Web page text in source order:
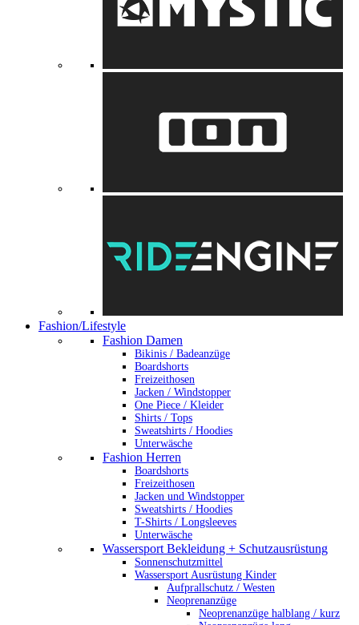
Fashion/Lifestyle
Fashion Damen
Bikinis / Badeanzüge
Boardshorts
Freizeithosen
Jacken / Windstopper
One Piece / Kleider
Shirts / Tops
Sweatshirts / Hoodies
Unterwäsche
Fashion Herren
Boardshorts
Freizeithosen
Jacken und Windstopper
Sweatshirts / Hoodies
T-Shirts / Longsleeves
Unterwäsche
Wassersport Bekleidung + Schutzausrüstung
Sonnenschutzmittel
Wassersport Ausrüstung Kinder
Aufprallschutz / Westen
Neoprenanzüge
Neoprenanzüge halblang / kurz